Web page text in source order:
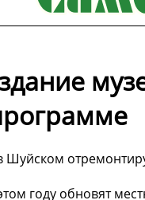
Шуйском
году обновят